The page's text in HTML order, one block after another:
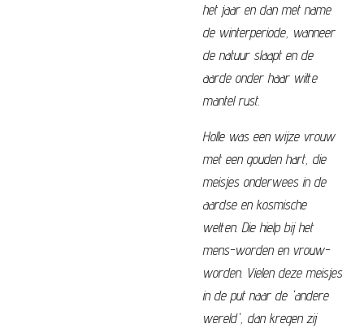
het jaar en dan met name
de winterperiode, wanneer
de natuur slaapt en de
aarde onder haar witte
mantel rust.
Hollewas een wijze vrouw
met een gouden hart, die
meisjes onderwees in de
aardse en kosmische
wetten. Die hielp bij het
mens-worden en vrouw-
worden. Vielen deze meisjes
in de put naar de 'andere
wereld', dan kregen zij